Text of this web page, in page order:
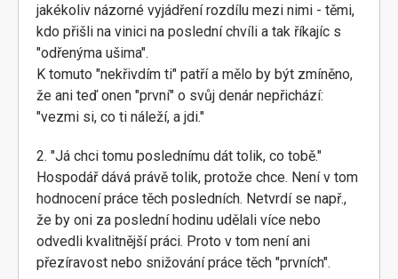
jakékoliv názorné vyjádření rozdílu mezi nimi - těmi,
kdo přišli na vinici na poslední chvíli a tak říkajíc s
"odřenýma ušima".
K tomuto "nekřivdím ti" patří a mělo by být zmíněno,
že ani teď onen "první" o svůj denár nepřichází:
"vezmi si, co ti náleží, a jdi."
2. "Já chci tomu poslednímu dát tolik, co tobě."
Hospodář dává právě tolik, protože chce. Není v tom
hodnocení práce těch posledních. Netvrdí se např.,
že by oni za poslední hodinu udělali více nebo
odvedli kvalitnější práci. Proto v tom není ani
přezíravost nebo snižování práce těch "prvních".